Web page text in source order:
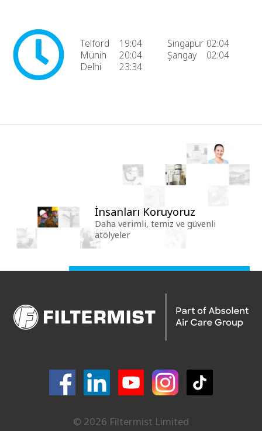
Telford
19:04
Münih
20:04
Delhi
23:34
Singapur 02:04
Şangay
02:04
İnsanları Koruyoruz
Daha verimli, temiz ve güvenli
atölyeler
© 2026 Filtermist Limited